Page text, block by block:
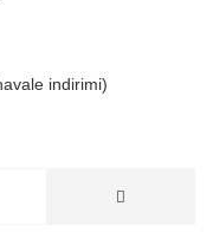
indirimi)